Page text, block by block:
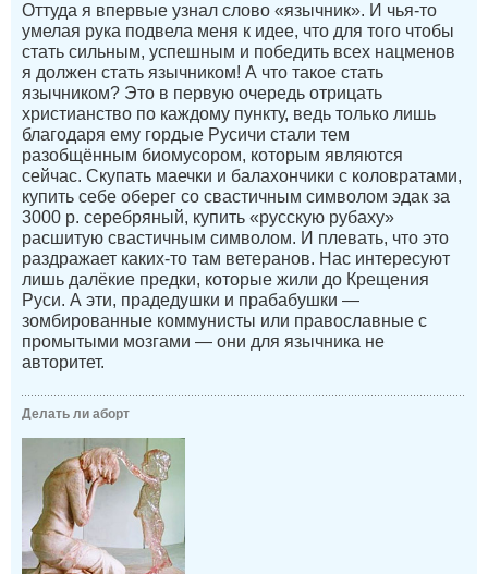
Оттуда я впервые узнал слово «язычник». И чья-то
умелая рука подвела меня к идее, что для того чтобы
стать сильным, успешным и победить всех нацменов
я должен стать язычником! А что такое стать
язычником? Это в первую очередь отрицать
христианство по каждому пункту, ведь только лишь
благодаря ему гордые Русичи стали тем
разобщённым биомусором, которым являются
сейчас. Скупать маечки и балахончики с коловратами,
купить себе оберег со свастичным символом эдак за
3000 р. серебряный, купить «русскую рубаху»
расшитую свастичным символом. И плевать, что это
раздражает каких-то там ветеранов. Нас интересуют
лишь далёкие предки, которые жили до Крещения
Руси. А эти, прадедушки и прабабушки —
зомбированные коммунисты или православные с
промытыми мозгами — они для язычника не
авторитет.
Делать ли аборт